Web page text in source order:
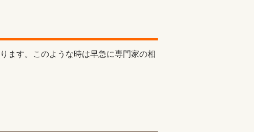
ます。このような時は早急に専門家の相